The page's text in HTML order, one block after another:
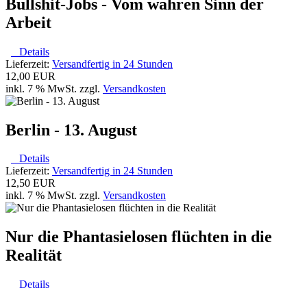
Bullshit-Jobs - Vom wahren Sinn der
Arbeit
Details
Lieferzeit: Versandfertig in 24 Stunden
12,00 EUR
inkl. 7 % MwSt. zzgl. Versandkosten
Berlin - 13. August
Details
Lieferzeit: Versandfertig in 24 Stunden
12,50 EUR
inkl. 7 % MwSt. zzgl. Versandkosten
Nur die Phantasielosen flüchten in die
Realität
Details